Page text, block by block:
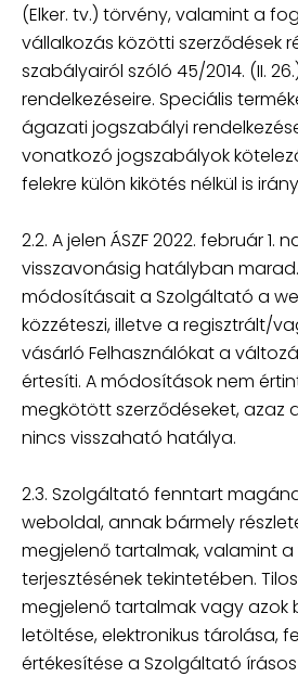
(Elker. tv.) törvény, valamint a
vállalkozás közötti szerződések
szabályairól szóló 45/2014. (II.
rendelkezéseire. Speciális
ágazati jogszabályi
vonatkozó jogszabályok
felekre külön kikötés nélkül is
2.2. A jelen ÁSZF 2022. február
visszavonásig hatályban marad.
módosításait a Szolgáltató a
közzéteszi, illetve a regisztrált/
vásárló Felhasználókat a
értesíti. A módosítások nem
megkötött szerződéseket, azaz
nincs visszaható hatálya.
2.3. Szolgáltató fenntart
weboldal, annak bármely
megjelenő tartalmak, valamint
terjesztésének tekintetében.
megjelenő tartalmak vagy azok
letöltése, elektronikus tárolása,
értékesítése a Szolgáltató